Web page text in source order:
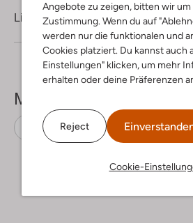
Angebote zu zeigen, bitten wir um
Zustimmung. Wenn du auf
werden nur die funktionalen und
Cookies platziert. Du kannst auch
Einstellungen" klicken, um mehr
erhalten oder deine Präferenzen
Reject
Cookie-
Lieferung & Rückgabe
Mehr sehen
Flache Sandalen Teva